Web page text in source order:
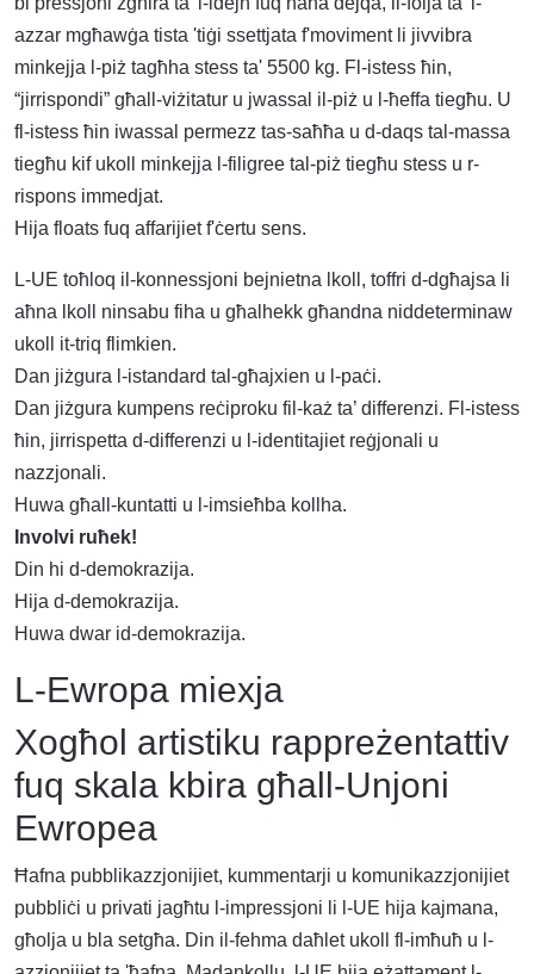
azzar mgħawġa tista 'tiġi ssettjata f'moviment li jivvibra
minkejja l-piż tagħha stess ta' 5500 kg. Fl-istess ħin,
“jirrispondi” għall-viżitatur u jwassal il-piż u l-ħeffa tiegħu. U
fl-istess ħin iwassal permezz tas-saħħa u d-daqs tal-massa
tiegħu kif ukoll minkejja l-filigree tal-piż tiegħu stess u r-
rispons immedjat.
Hija floats fuq affarijiet f'ċertu sens.
L-UE toħloq il-konnessjoni bejnietna lkoll, toffri d-dgħajsa li
aħna lkoll ninsabu fiha u għalhekk għandna niddeterminaw
ukoll it-triq flimkien.
Dan jiżgura l-istandard tal-għajxien u l-paċi.
Dan jiżgura kumpens reċiproku fil-każ ta’ differenzi. Fl-istess
ħin, jirrispetta d-differenzi u l-identitajiet reġjonali u
nazzjonali.
Huwa għall-kuntatti u l-imsieħba kollha.
Involvi ruħek!
Din hi d-demokrazija.
Hija d-demokrazija.
Huwa dwar id-demokrazija.
L-Ewropa miexja
Xogħol artistiku rappreżentattiv
fuq skala kbira għall-Unjoni
Ewropea
Ħafna pubblikazzjonijiet, kummentarji u komunikazzjonijiet
pubbliċi u privati jagħtu l-impressjoni li l-UE hija kajmana,
għolja u bla setgħa. Din il-fehma daħlet ukoll fl-imħuħ u l-